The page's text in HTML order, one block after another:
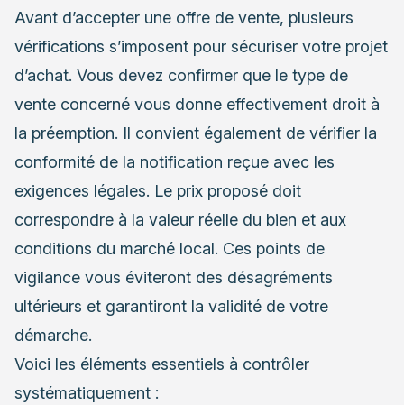
Avant d’accepter une offre de vente, plusieurs
vérifications s’imposent pour sécuriser votre projet
d’achat. Vous devez confirmer que le type de
vente concerné vous donne effectivement droit à
la préemption. Il convient également de vérifier la
conformité de la notification reçue avec les
exigences légales. Le prix proposé doit
correspondre à la valeur réelle du bien et aux
conditions du marché local. Ces points de
vigilance vous éviteront des désagréments
ultérieurs et garantiront la validité de votre
démarche.
Voici les éléments essentiels à contrôler
systématiquement :